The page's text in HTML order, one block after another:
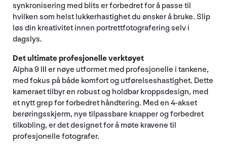
synkronisering med blits er forbedret for å passe til
hvilken som helst lukkerhastighet du ønsker å bruke. Slip
løs din kreativitet innen portrettfotografering selv i
dagslys.
Det ultimate profesjonelle verktøyet
Alpha 9 III er nøye utformet med profesjonelle i tankene,
med fokus på både komfort og utførelseshastighet. Dette
kameraet tilbyr en robust og holdbar kroppsdesign, med
et nytt grep for forbedret håndtering. Med en 4-akset
berøringsskjerm, nye tilpassbare knapper og forbedret
tilkobling, er det designet for å møte kravene til
profesjonelle fotografer.